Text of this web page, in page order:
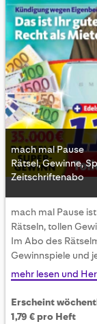
to
the
beginning
of
the
gallery
mach mal Pause
Rätsel, Gewinne,
Zeitschriftenabo
mach mal Pause
Rätseln, tollen
Im Abo des
Gewinnspiele und
mehr lesen und
Erscheint
1,79 € pro Heft